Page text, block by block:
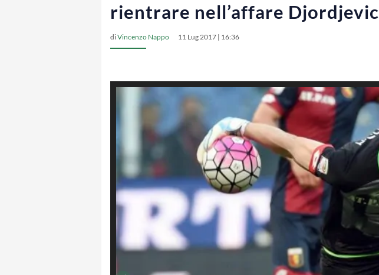
rientrare nell’affare Djordjevic
diVincenzo Nappo 11 Lug 2017 | 16:36